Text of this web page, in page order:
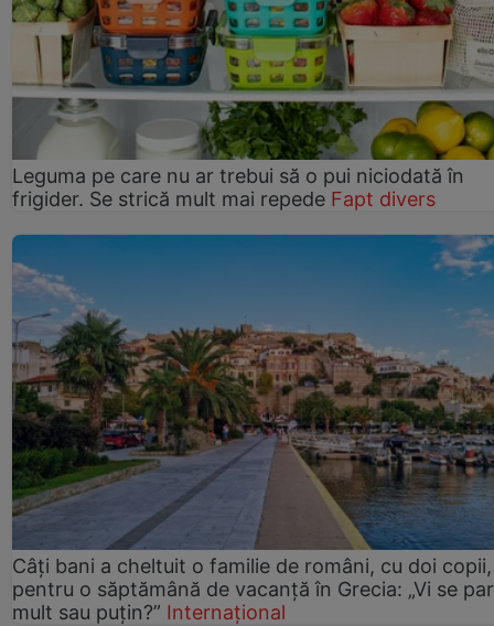
Leguma pe care nu ar trebui să o pui niciodată în
frigider. Se strică mult mai repede Fapt divers
Câți bani a cheltuit o familie de români, cu doi copii,
pentru o săptămână de vacanță în Grecia: „Vi se
mult sau puțin?” Internațional